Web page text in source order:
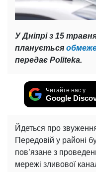
У Дніпрі з 15
планується
передає Politeka.
Читайте нас у
Google
Йдеться про
Передовій у районі
пов’язане з
мережі зливової